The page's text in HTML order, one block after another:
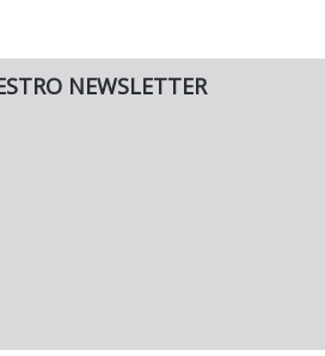
NEWSLETTER